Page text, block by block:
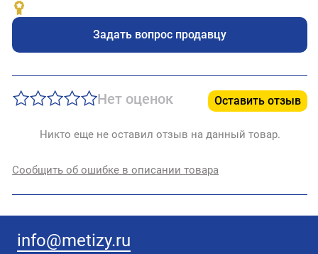
Задать вопрос продавцу
Нет оценок Оставить отзыв
Никто еще не оставил отзыв на данный товар.
Сообщить об ошибке в описании товара
info@metizy.ru